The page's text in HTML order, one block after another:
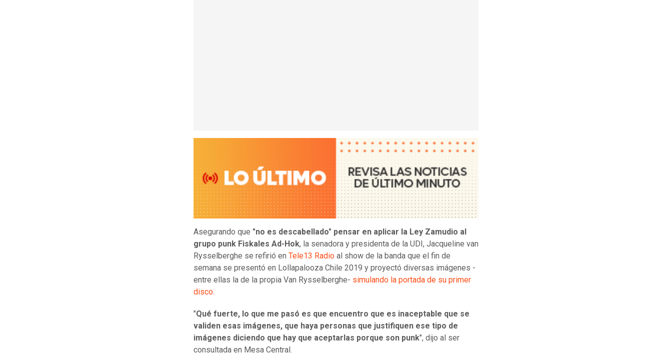
Asegurando que "no es descabellado" pensar en aplicar la Ley Zamudio al
grupo punk Fiskales Ad-Hok, la senadora y presidenta de la UDI, Jacqueline van
Rysselberghe se refirió en Tele13 Radio al show de la banda que el fin de
semana se presentó en Lollapalooza Chile 2019 y proyectó diversas imágenes -
entre ellas la de la propia Van Rysselberghe- simulando la portada de su primer
disco.
"Qué fuerte, lo que me pasó es que encuentro que es inaceptable que se
validen esas imágenes, que haya personas que justifiquen ese tipo de
imágenes diciendo que hay que aceptarlas porque son punk", dijo al ser
consultada en Mesa Central.